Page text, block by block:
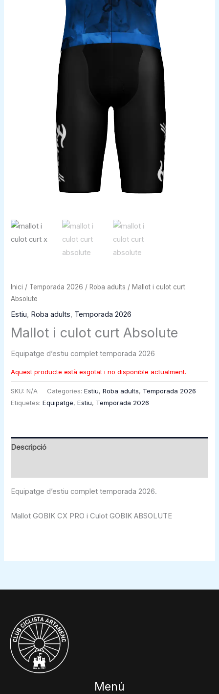
Inici / Temporada 2026 /Roba adults / Mallot i culot curt
Absolute
Estiu, Roba adults, Temporada 2026
Mallot i culot curt Absolute
Equipatge d’estiu complet temporada 2026
Aquest producte està esgotat i no disponible actualment.
SKU: N/A Categories:Estiu,Roba adults, Temporada 2026
Etiquetes:Equipatge,Estiu, Temporada 2026
Descripció
Equipatge d’estiu complet temporada 2026.
Mallot GOBIK CX PRO i Culot GOBIK ABSOLUTE
Menú